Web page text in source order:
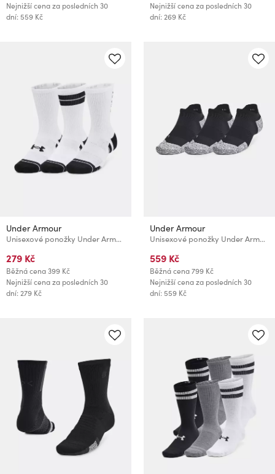
Nejnižší cena za posledních 30
dní: 559 Kč
Nejnižší cena za posledních 30
dní: 269 Kč
Under Armour
Unisexové ponožky Under Armour UA Perf Tech Nov Crew (3 páry)
279 Kč
Běžná cena399 Kč
Nejnižší cena za posledních 30
dní: 279 Kč
Under Armour
Unisexové ponožky Under Armour UA AD Run Cushion NS (3 páry)
559 Kč
Běžná cena799 Kč
Nejnižší cena za posledních 30
dní: 559 Kč